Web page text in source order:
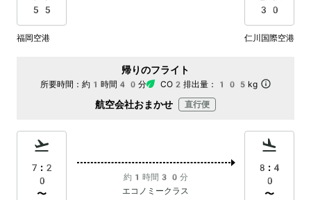
55
30
福岡空港 仁川国際空港
帰りのフライト
所要時間： 約1時間40分 CO2排出量： 105kg
航空会社おまかせ 直行便
7:2
0
〜
約1時間30分
エコノミークラス
8:4
0
〜